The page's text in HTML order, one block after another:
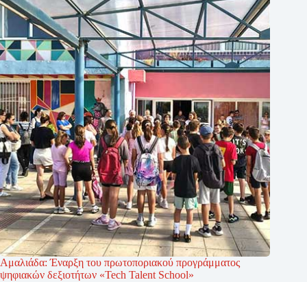
Αμαλιάδα: Έναρξη του πρωτοποριακού προγράμματος
ψηφιακών δεξιοτήτων «Tech Talent School»